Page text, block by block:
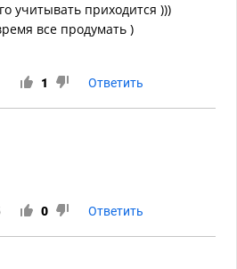
учитывать приходится )))
все продумать )
1 Ответить
0 Ответить